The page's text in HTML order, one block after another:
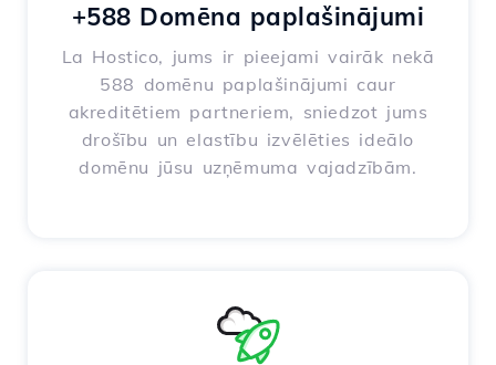
+588 Domēna paplašinājumi
La Hostico, jums ir pieejami vairāk nekā
588 domēnu paplašinājumi caur
akreditētiem partneriem, sniedzot jums
drošību un elastību izvēlēties ideālo
domēnu jūsu uzņēmuma vajadzībām.